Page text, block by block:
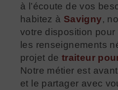
à l’écoute de vos
habitez à Savigny,
votre disposition
les renseignements
projet de traiteur
Notre métier est
et le partager avec